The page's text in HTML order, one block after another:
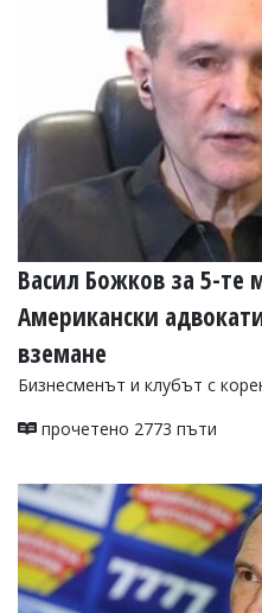
Васил Божков за 5-те
Американски
вземане
Бизнесменът и клубът с
прочетено 2773 пъти